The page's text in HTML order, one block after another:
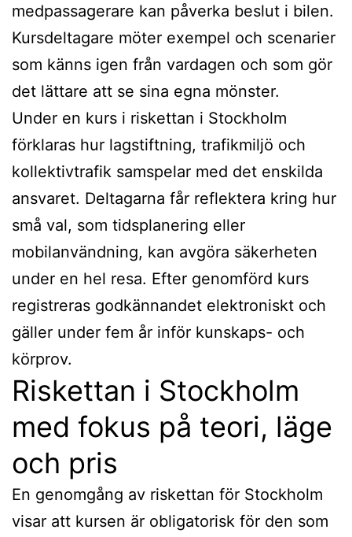
medpassagerare kan påverka beslut i bilen.
Kursdeltagare möter exempel och scenarier
som känns igen från vardagen och som gör
det lättare att se sina egna mönster.
Under en kurs i riskettan i Stockholm
förklaras hur lagstiftning, trafikmiljö och
kollektivtrafik samspelar med det enskilda
ansvaret. Deltagarna får reflektera kring hur
små val, som tidsplanering eller
mobilanvändning, kan avgöra säkerheten
under en hel resa. Efter genomförd kurs
registreras godkännandet elektroniskt och
gäller under fem år inför kunskaps- och
körprov.
Riskettan i Stockholm
med fokus på teori, läge
och pris
En genomgång av riskettan för Stockholm
visar att kursen är obligatorisk för den som